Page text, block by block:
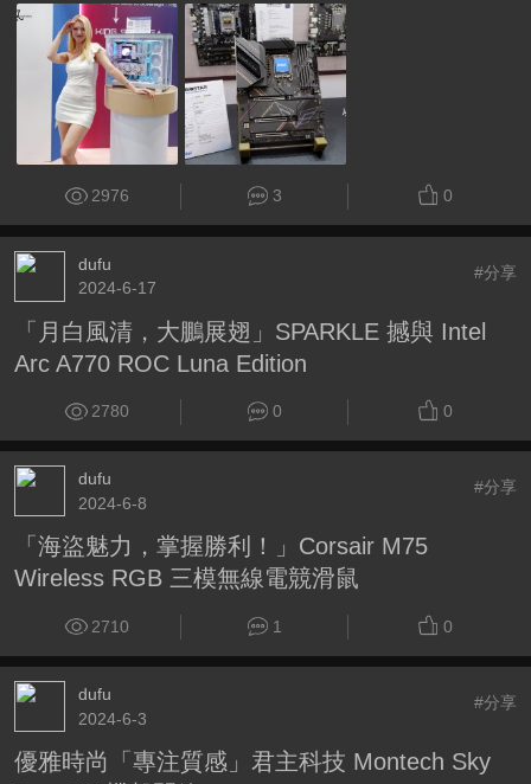
2976 3 0
dufu
2024-6-17
#分享
「月白風清，大鵬展翅」SPARKLE 撼與 Intel
Arc A770 ROC Luna Edition
2780 0 0
dufu
2024-6-8
#分享
「海盜魅力，掌握勝利！」Corsair M75
Wireless RGB 三模無線電競滑鼠
2710 1 0
dufu
2024-6-3
#分享
優雅時尚「專注質感」君主科技 Montech Sky